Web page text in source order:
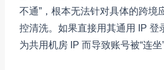
不通”，根本无法针对具体的跨境
控清洗。如果直接用其通用 IP 登
为共用机房 IP 而导致账号被“连坐”